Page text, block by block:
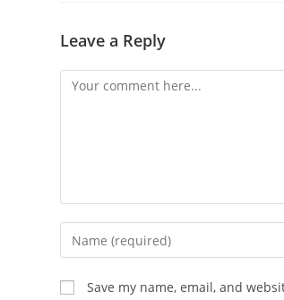
Leave a Reply
Comment
Enter
your
name
Save my name, email, and